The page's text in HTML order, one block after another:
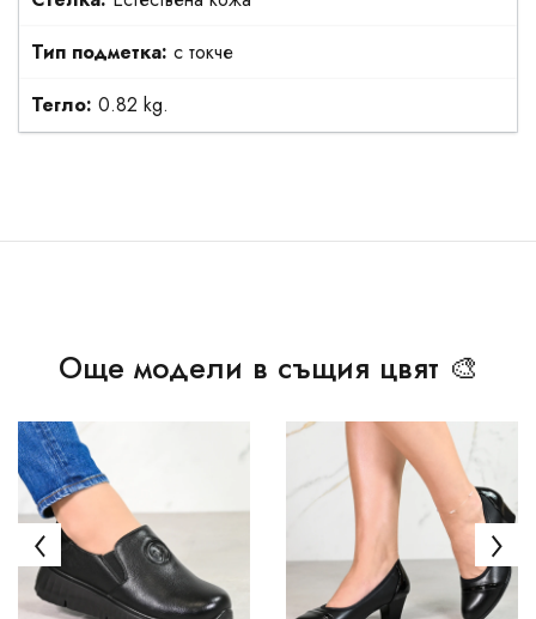
Тип подметка: с токче
Тегло: 0.82 kg.
Още модели в същия цвят 🎨